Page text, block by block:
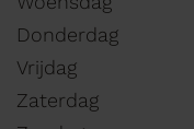
Donderdag
Vrijdag
Zaterdag